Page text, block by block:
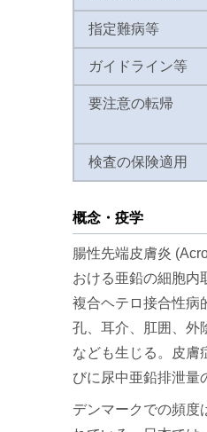
指定難病等
ガイドライン等
要注意の転帰
検査の保険適用
概念・疫学
腸性先端皮膚炎
おける亜鉛の細胞内
複合ヘテロ接合性病
孔、耳介、肛囲、外
なども生じる。皮膚
びに尿中亜鉛排泄量
デンマークでの頻度